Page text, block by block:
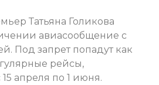
Татьяна Голикова
авиасообщение с
Под запрет попадут как
рейсы,
апреля по 1 июня.